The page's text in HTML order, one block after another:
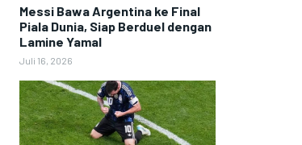
Messi Bawa Argentina ke Final
Piala Dunia, Siap Berduel dengan
Lamine Yamal
Juli 16, 2026